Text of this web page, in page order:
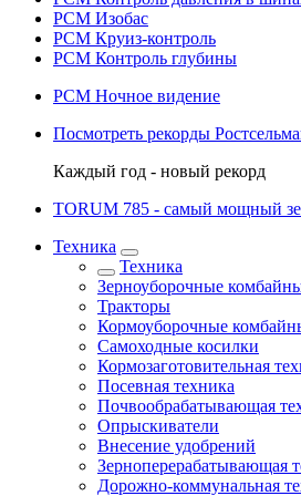
РСМ Изобас
РСМ Круиз-контроль
РСМ Контроль глубины
РСМ Ночное видение
Посмотреть рекорды
Каждый год - новый рекорд
TORUM 785 - cамый мощный
Техника
Техника
Зерноуборочные
Тракторы
Кормоуборочные
Самоходные косилки
Кормозаготовительная
Посевная техника
Почвообрабатывающая
Опрыскиватели
Внесение удобрений
Зерноперерабатывающая
Дорожно-коммунальная